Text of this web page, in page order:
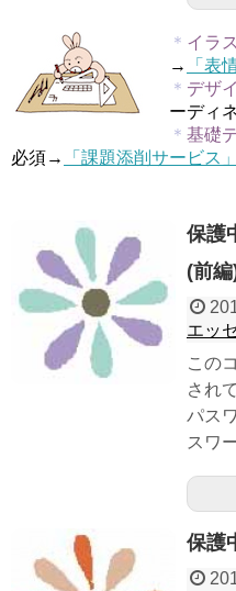
＊ イラ
→
「表
＊ デザ
ーディ
＊ 基礎
必須→
「課題添削サービス」
保護
(前編
エッ
この
され
パス
スワ
保護